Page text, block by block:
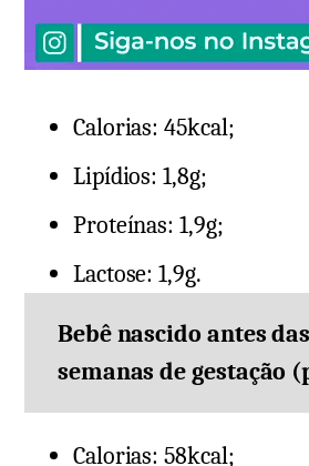
Calorias: 45kcal;
Lipídios: 1,8g;
Proteínas: 1,9g;
Lactose: 1,9g.
Bebê nascido antes
semanas de gestação
Calorias: 58kcal;